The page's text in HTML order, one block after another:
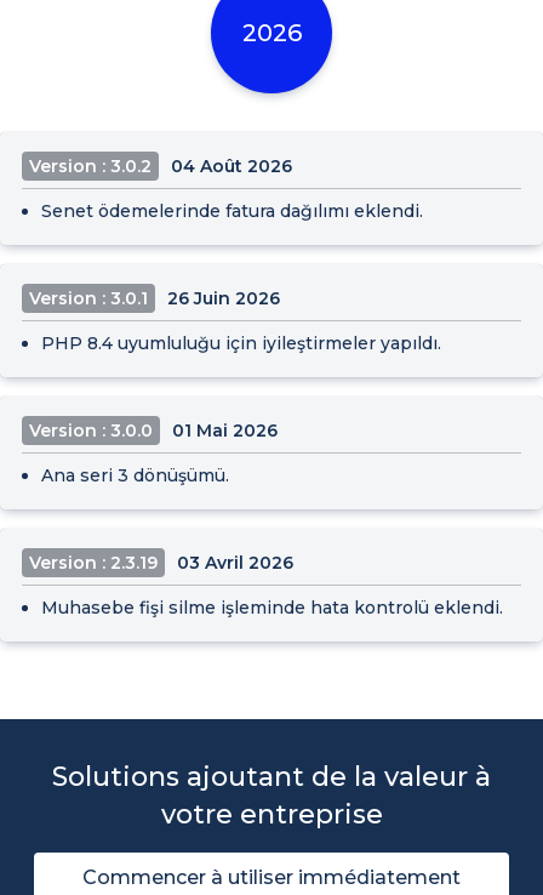
2026
Version : 3.0.2 04 Août 2026
Senet ödemelerinde fatura dağılımı eklendi.
Version : 3.0.1 26 Juin 2026
PHP 8.4 uyumluluğu için iyileştirmeler yapıldı.
Version : 3.0.0 01 Mai 2026
Ana seri 3 dönüşümü.
Version : 2.3.19 03 Avril 2026
Muhasebe fişi silme işleminde hata kontrolü eklendi.
Solutions ajoutant de la valeur à
votre entreprise
Commencer à utiliser immédiatement